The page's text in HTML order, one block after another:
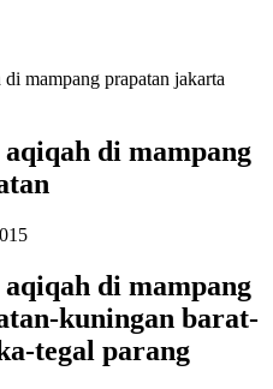
mampang prapatan jakarta
di mampang
di mampang
kuningan barat-
tegal parang